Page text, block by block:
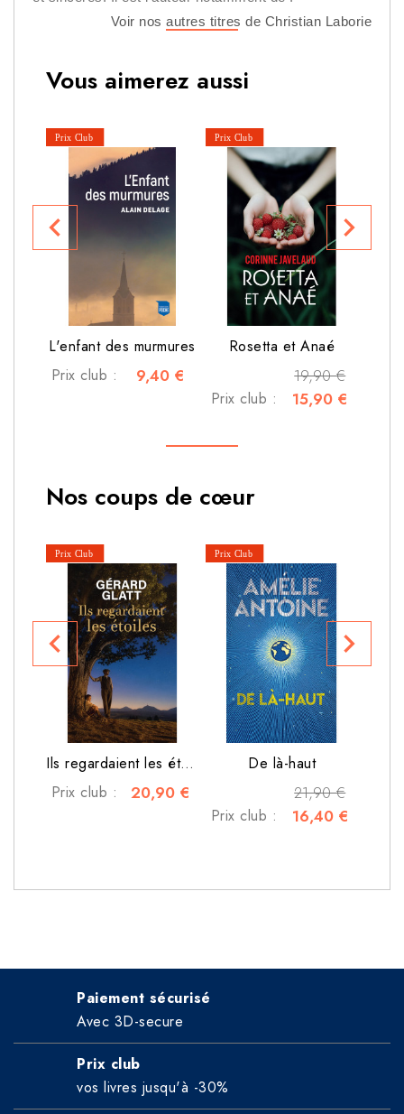
Voir nos autres titres de Christian Laborie
Vous aimerez aussi
L'enfant des murmures
Prix club :
9,40 €
Rosetta et Anaé
19,90 €
Prix club : 15,90 €
navigate_before navigate_next
Nos coups de cœur
Ils regardaient les étoiles
Prix club :
20,90 €
De là-haut
21,90 €
Prix club : 16,40 €
navigate_before navigate_next
Paiement sécurisé
Avec 3D-secure
Prix club
vos livres jusqu'à -30%